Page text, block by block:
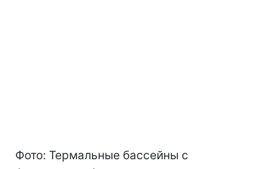
Фото: Термальные бассейны с